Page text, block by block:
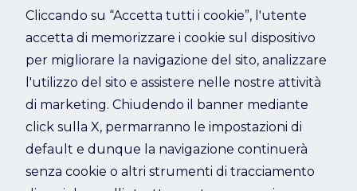
Refresh
Cliccando su “Accetta tutti i cookie”, l'utente
accetta di memorizzare i cookie sul dispositivo
per migliorare la navigazione del sito, analizzare
l'utilizzo del sito e assistere nelle nostre attività
di marketing. Chiudendo il banner mediante
click sulla X, permarranno le impostazioni di
default e dunque la navigazione continuerà
senza cookie o altri strumenti di tracciamento